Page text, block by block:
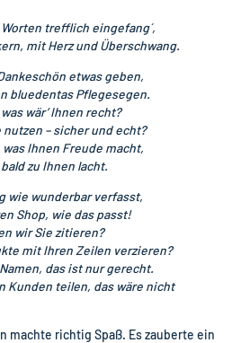
trefflich eingefang´,
mit Herz und Überschwang.
etwas geben,
bluedentas Pflegesegen.
wär’ Ihnen recht?
nutzen – sicher und echt?
Ihnen Freude macht,
zu Ihnen lacht.
wie wunderbar verfasst,
Shop, wie das passt!
wir Sie zitieren?
mit Ihren Zeilen verzieren?
das ist nur gerecht.
Kunden teilen, das wäre nicht
machte richtig Spaß. Es zauberte ein